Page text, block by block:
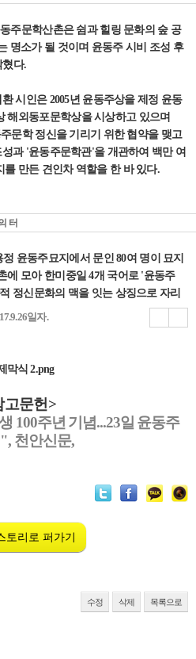
주문학산촌은 쉼과 힐링 문화의 숲 공
명소가 될 것이며 윤동주 시비 조성 후
혔다.
시인은 2005년 윤동주상을 제정 윤동
해외동포문학상을 시상하고 있으며
문학 정신을 기리기 위한 협약을 맺고
과 '윤동주문학관'을 개관하여 백만 여
만든 견인차 역할을 한 바 있다.
터
윤동주묘지에서 문인 80여 명이 묘지
에 모아 한미중일 4개 국어로 '윤동주
정신문화의 맥을 잇는 상징으로 자리
일자.
고문헌>
100주년 기념...23일 윤동주
천안신문,
토리로 퍼가기
수정 삭제 목록으로